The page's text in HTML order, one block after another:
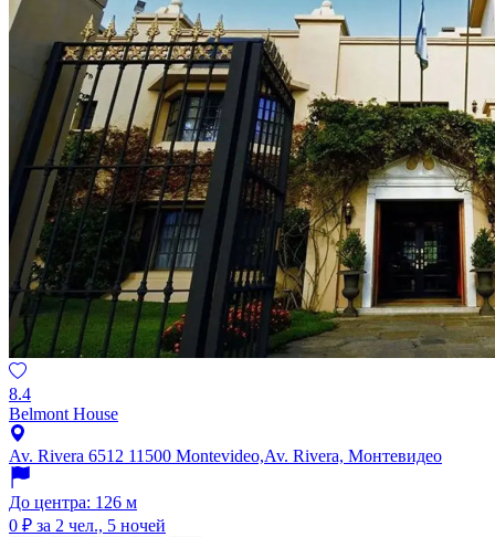
8.4
Belmont House
Av. Rivera 6512 11500 Montevideo,Av. Rivera, Монтевидео
До центра: 126 м
0 ₽ за 2 чел., 5 ночей